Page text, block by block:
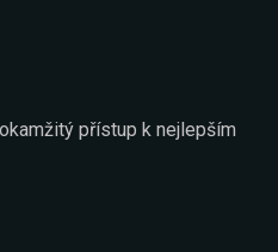
přístup k nejlepším